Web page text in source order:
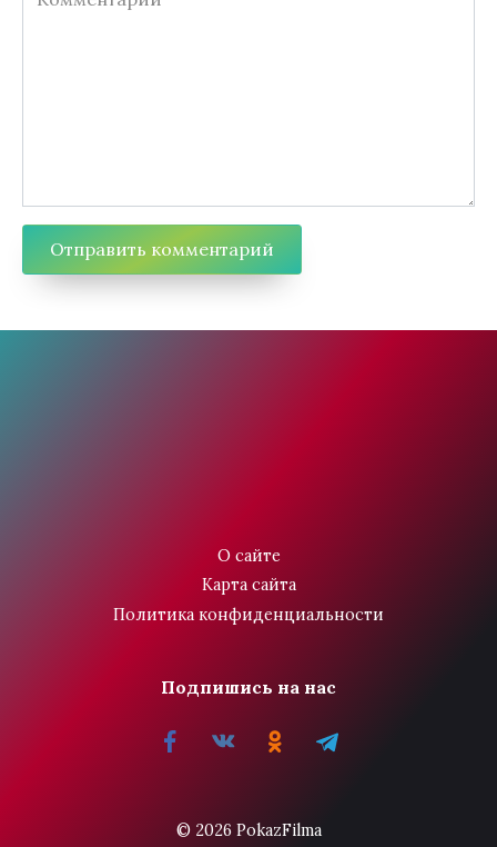
О сайте
Карта сайта
Политика конфиденциальности
Подпишись на нас
© 2026 PokazFilma